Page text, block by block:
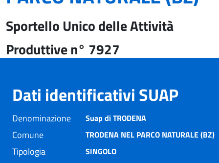
Sportello Unico delle Attività
Produttive n° 7927
Dati identificativi SUAP
Denominazione Suap di TRODENA
Comune TRODENA NEL PARCO NATURALE (BZ)
Tipologia SINGOLO